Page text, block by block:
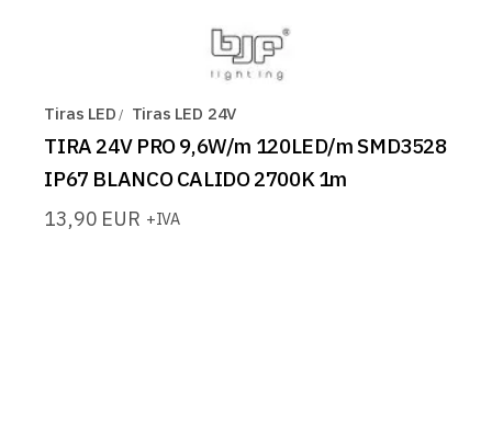
Tiras LED Tiras LED 24V
TIRA 24V PRO 9,6W/m 120LED/m SMD3528
IP67 BLANCO CALIDO 2700K 1m
13,90 EUR +IVA